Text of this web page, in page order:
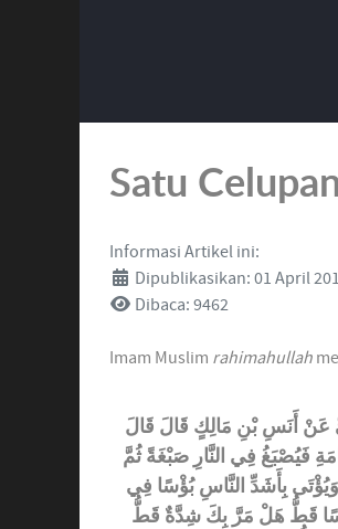
Satu
Informasi Artikel ini:
Dipublikasikan: 01 April
Dibaca: 9462
Imam Muslim rahimahullah
عَنْ أَنَسِ بْنِ مَالِكٍ قَالَ قَالَ
فَيُصْبَغُ فِي النَّارِ صَبْغَةً ثُمَّ
بِأَشَدِّ النَّاسِ بُؤْسًا فِي
بُؤْسًا قَطُّ هَلْ مَرَّ بِكَ شِدَّةٌ قَطُّ